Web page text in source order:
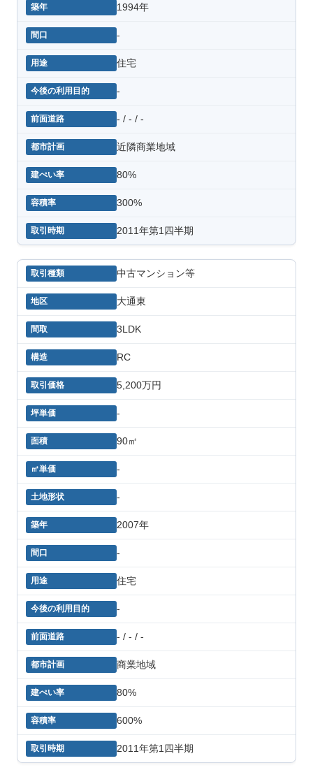
1994年
-
住宅
-
- / - / -
近隣商業地域
80%
300%
2011年第1四半期
中古マンション等
大通東
3LDK
RC
5,200万円
-
90㎡
-
-
2007年
-
住宅
-
- / - / -
商業地域
80%
600%
2011年第1四半期